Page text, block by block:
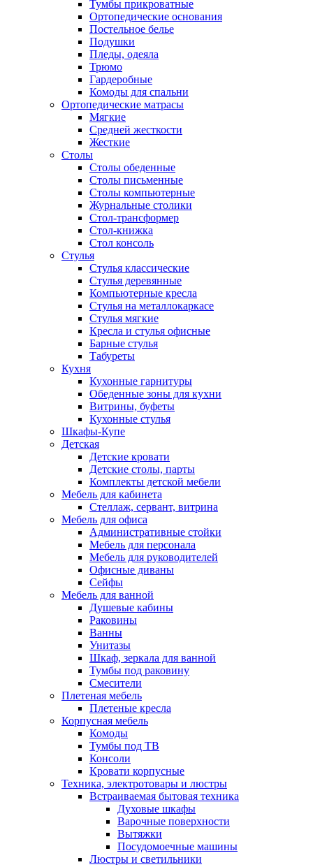
Тумбы прикроватные
Ортопедические основания
Постельное белье
Подушки
Пледы, одеяла
Трюмо
Гардеробные
Комоды для спальни
Ортопедические матрасы
Мягкие
Средней жесткости
Жесткие
Столы
Столы обеденные
Столы письменные
Столы компьютерные
Журнальные столики
Стол-трансформер
Стол-книжка
Стол консоль
Стулья
Стулья классические
Стулья деревянные
Компьютерные кресла
Стулья на металлокаркасе
Стулья мягкие
Кресла и стулья офисные
Барные стулья
Табуреты
Кухня
Кухонные гарнитуры
Обеденные зоны для кухни
Витрины, буфеты
Кухонные стулья
Шкафы-Купе
Детская
Детские кровати
Детские столы, парты
Комплекты детской мебели
Мебель для кабинета
Стеллаж, сервант, витрина
Мебель для офиса
Административные стойки
Мебель для персонала
Мебель для руководителей
Офисные диваны
Сейфы
Мебель для ванной
Душевые кабины
Раковины
Ванны
Унитазы
Шкаф, зеркала для ванной
Тумбы под раковину
Смесители
Плетеная мебель
Плетеные кресла
Корпусная мебель
Комоды
Тумбы под ТВ
Консоли
Кровати корпусные
Техника, электротовары и люстры
Встраиваемая бытовая техника
Духовые шкафы
Варочные поверхности
Вытяжки
Посудомоечные машины
Люстры и светильники